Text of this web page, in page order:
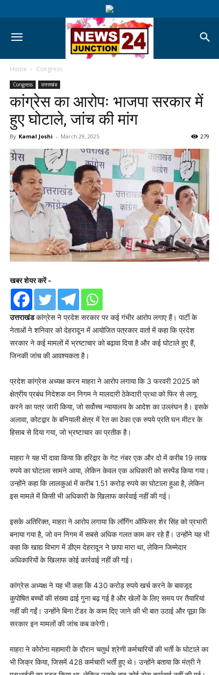
Home Congress
Congress उत्तराखंड
कांग्रेस का आरोपः भाजपा सरकार में
हुए घोटाले, जांच की मांग
By Kamal Joshi - March 29, 2025 279
खबर शेयर करें -
उत्तराखंडकांग्रेस ने प्रदेश सरकार पर कई गंभीर आरोप लगाए हैं। पार्टी के
नेताओं ने शनिवार को देहरादून में आयोजित पत्रकार वार्ता में कहा कि प्रदेश
सरकार ने कई मामलों में भ्रष्टाचार को बढ़ावा दिया है और कई घोटाले हुए हैं,
जिनकी जांच की आवश्यकता है।
प्रदेश कांग्रेस अध्यक्ष करन माहरा ने आरोप लगाया कि 3 फरवरी 2025 को
क्षेत्रीय प्रबंध निदेशक वन निगम ने मालदारी ठेकेदारी प्रथा को फिर से लागू
करने का पत्र जारी किया, जो सर्वोच्च न्यायालय के आदेश का उल्लंघन है। इसके
अलावा, कोटद्वार के बनियाली क्षेत्र में रेत का ठेका एक रुपये प्रति घन मीटर के
हिसाब से दिया गया, जो भ्रष्टाचार का प्रतीक है।
माहरा ने यह भी दावा किया कि हरिद्वार के गेट नंबर एक और दो में करीब 19 लाख
रुपये का घोटाला सामने आया, लेकिन केवल एक अधिकारी को सस्पेंड किया गया।
उन्होंने कहा कि लालकुआं में करीब 1.51 करोड़ रुपये का घोटाला हुआ है, लेकिन
इस मामले में किसी भी अधिकारी के खिलाफ कार्रवाई नहीं की गई।
इसके अतिरिक्त, माहरा ने आरोप लगाया कि लॉगिंग ऑफिसर शेर सिंह को प्रभारी
बनाया गया है, जो वन निगम में सबसे अधिक गलत काम कर रहे हैं। उन्होंने यह भी
कहा कि खाद्य विभाग में डीएम देहरादून ने छापा मारा था, लेकिन जिम्मेदार
अधिकारियों के खिलाफ कोई कार्रवाई नहीं की गई।
कांग्रेस अध्यक्ष ने यह भी कहा कि 430 करोड़ रुपये खर्च करने के बावजूद
कुपोषित बच्चों की संख्या ढाई गुना बढ़ गई है और खेलों के लिए समय पर तैयारियां
नहीं की गईं। उन्होंने बिना टेंडर के काम दिए जाने की भी बात उठाई और पूछा कि
सरकार इन मामलों की जांच कब करेगी।
माहरा ने कोरोना महामारी के दौरान चतुर्थ श्रेणी कर्मचारियों की भर्ती के घोटाले का
भी जिक्र किया, जिसमें 428 कर्मचारी भर्ती हुए थे। उन्होंने बताया कि मंत्री ने